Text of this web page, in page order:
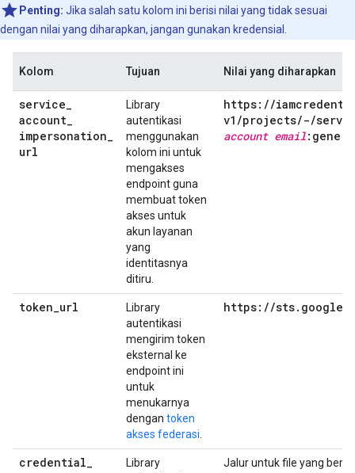
Penting: Jika salah satu kolom ini berisi nilai yang tidak sesuai
dengan nilai yang diharapkan, jangan gunakan kredensial.
Kolom Tujuan Nilai yang diharapkan
service_
account_
impersonation_
url
Library
autentikasi
menggunakan
kolom ini untuk
mengakses
endpoint guna
membuat token
akses untuk
akun layanan
yang
identitasnya
ditiru.
https: //
v1 /projects/-/
account email
token_url
Library
autentikasi
mengirim token
eksternal ke
endpoint ini
untuk
menukarnya
dengan token
akses federasi
https: //sts.
credential_
Library
Jalur untuk file yang